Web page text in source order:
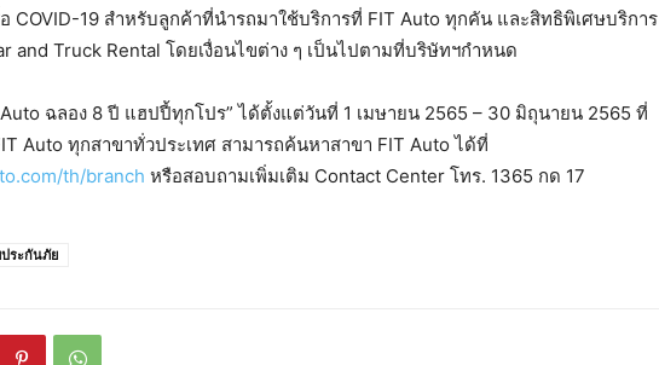
COVID-19 สำหรับลูกค้าที่นำรถมาใช้บริการที่ FIT Auto ทุกคัน และสิทธิพิเศษบริการ
and Truck Rental โดยเงื่อนไขต่าง ๆ เป็นไปตามที่บริษัทฯกำหนด
ฉลอง 8 ปี แฮปปี้ทุกโปร” ได้ตั้งแต่วันที่ 1 เมษายน 2565 – 30 มิถุนายน 2565 ที่
Auto ทุกสาขาทั่วประเทศ สามารถค้นหาสาขา FIT Auto ได้ที่
th/branch หรือสอบถามเพิ่มเติม Contact Center โทร. 1365 กด 17
ระกันภัย